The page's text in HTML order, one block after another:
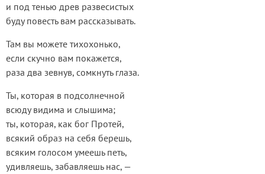
и под тенью древ развесистых
буду повесть вам рассказывать.
Там вы можете тихохонько,
если скучно вам покажется,
раза два зевнув, сомкнуть глаза.
Ты, которая в подсолнечной
всюду видима и слышима;
ты, которая, как бог Протей,
всякий образ на себя берешь,
всяким голосом умеешь петь,
удивляешь, забавляешь нас, —